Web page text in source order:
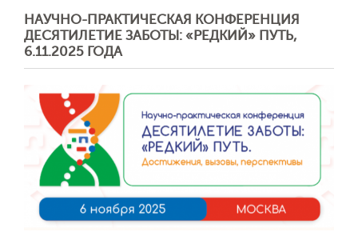
НАУЧНО-ПРАКТИЧЕСКАЯ КОНФЕРЕНЦИЯ
ДЕСЯТИЛЕТИЕ ЗАБОТЫ: «РЕДКИЙ» ПУТЬ,
6.11.2025 ГОДА
Отправить